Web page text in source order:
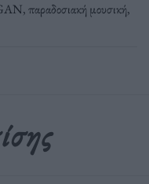
,παραδοσιακή μουσική,